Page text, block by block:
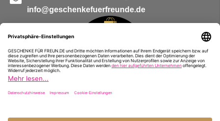
info@geschenkefuerfreunde.de